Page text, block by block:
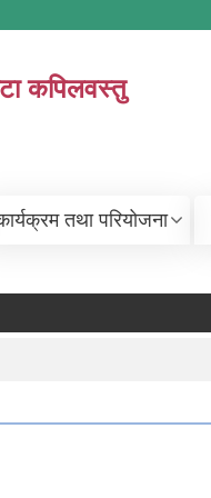
कपिलवस्तु
तथा परियोजना